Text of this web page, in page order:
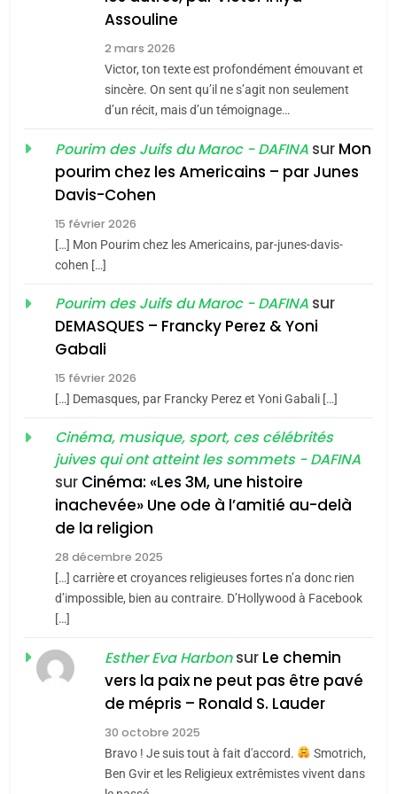
Zrihen-Dvir
CE QUI NOUS MANQUE –
Jacques Hadida
JUDAISME
Maroc : Les amandes de
Tafraout, le miel de Tadla
du terroir
Oeil ravageur – Vanessa
De Loya Stauber
«Tu dis génocide, je dis
guerre»: La nouvelle
chanson de Boy George
ISRAÉL JUDAISME
Accords d’Isaac:
l’alliance pourrait
s’étendre à 13 pays
d’Amérique latine
ISRAÉL JUDAISME
2025, l’année la plus
meurtrière selon le
Assouline
2 mars 2026
Victor, ton texte est profondément émouvant et
sincère. On sent qu’il ne s’agit non seulement
d’un récit, mais d’un témoignage…
Pourim des Juifs du Maroc - DAFINA sur Mon
pourim chez les Americains – par Junes
Davis-Cohen
15 février 2026
[…] Mon Pourim chez les Americains, par-junes-davis-
cohen […]
Pourim des Juifs du Maroc - DAFINA sur
DEMASQUES – Francky Perez & Yoni
Gabali
15 février 2026
[…] Demasques, par Francky Perez et Yoni Gabali […]
Cinéma, musique, sport, ces célébrités
juives qui ont atteint les sommets - DAFINA
sur Cinéma: «Les 3M, une histoire
inachevée» Une ode à l’amitié au-delà
de la religion
28 décembre 2025
[…] carrière et croyances religieuses fortes n’a donc rien
d’impossible, bien au contraire. D’Hollywood à Facebook
[…]
Esther Eva Harbonsur Le chemin
vers la paix ne peut pas être pavé
de mépris – Ronald S. Lauder
30 octobre 2025
Bravo ! Je suis tout à fait d'accord.
Smotrich,
Ben Gvir et les Religieux extrêmistes vivent dans
meurtrière selon le rapport
l’antisémitisme
FIÈRE, DIGNE ET RÉSILIENTE :
POURQUOI JE REVENDIQUE
MA JUDAÏTE par Thérèse
Zrihen-Dvir
ISRAÉL
CE QUI NOUS MANQUE –
JUDAISME
Maroc : Les amandes de
Tafraout, le miel de Tadla
Azilal consacrés produits
DAFINA MAROC